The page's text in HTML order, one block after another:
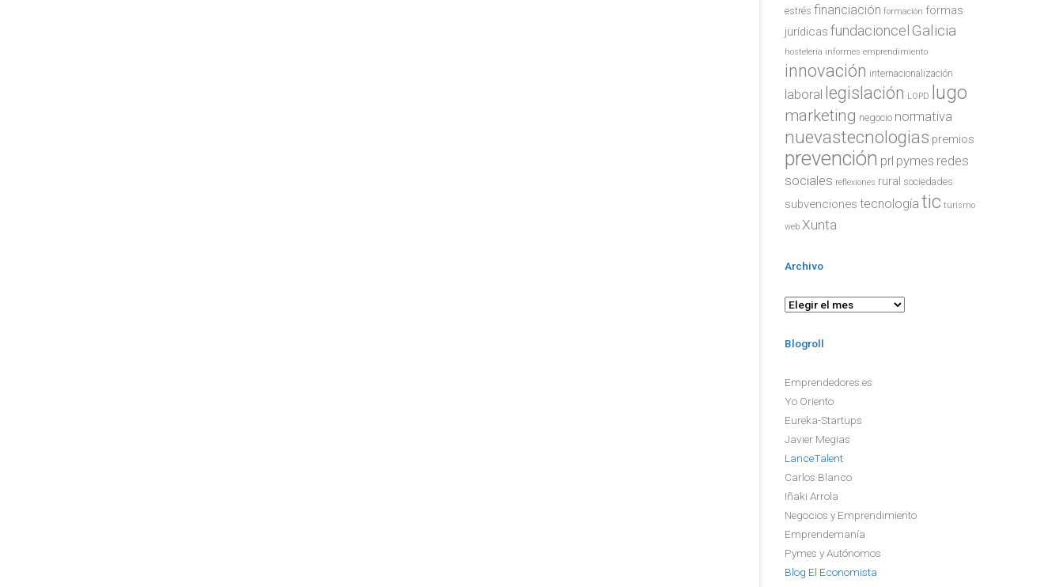
estrés financiación formación formas
jurídicas fundacioncel Galicia
hostelería informes emprendimiento
innovación internacionalización
laboral legislación LOPD lugo
marketing negocio normativa
nuevastecnologias premios
prevención prl pymes redes
sociales reflexiones rural sociedades
subvenciones tecnología tic turismo
web Xunta
Archivo
Archivo
Blogroll
Emprendedores.es
Yo Oriento
Eureka-Startups
Javier Megias
LanceTalent
Carlos Blanco
Iñaki Arrola
Negocios y Emprendimiento
Emprendemanía
Pymes y Autónomos
Blog El Economista